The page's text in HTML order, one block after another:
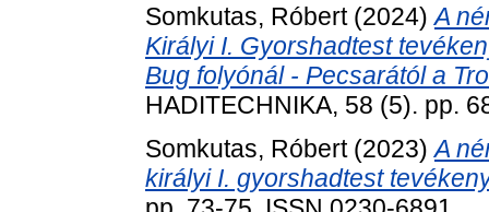
Somkutas, Róbert(2024)A
Királyi I. Gyorshadtest
Bug folyónál - Pecsarától a
HADITECHNIKA, 58 (5). pp.
Somkutas, Róbert(2023)A
királyi I. gyorshadtest